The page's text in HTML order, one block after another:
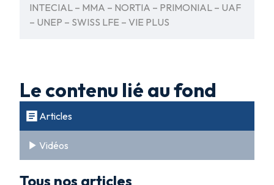
INTECIAL – MMA – NORTIA – PRIMONIAL – UAF
– UNEP – SWISS LFE – VIE PLUS
Le contenu lié au fond
Articles
Vidéos
Tous nos articles